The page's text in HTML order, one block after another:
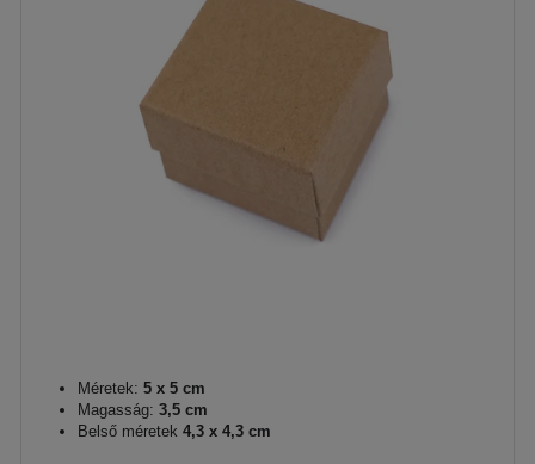
Méretek: 5 x 5 cm
Magasság: 3,5 cm
Belső méretek 4,3 x 4,3 cm